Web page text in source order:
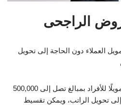
الراجحى
العملاء دون الحاجة إلى تحويل
تمويل الأفراد: يوفر البنك تمويلًا للأفراد بمبالغ تصل إلى 500,000
تحويل الراتب، ويمكن تقسيط